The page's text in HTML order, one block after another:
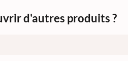
d'autres produits ?